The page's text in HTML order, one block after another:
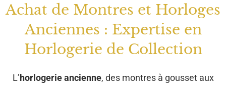
Achat de Montres et Horloges
Anciennes : Expertise en
Horlogerie de Collection
L’horlogerie ancienne, des montres à gousset aux